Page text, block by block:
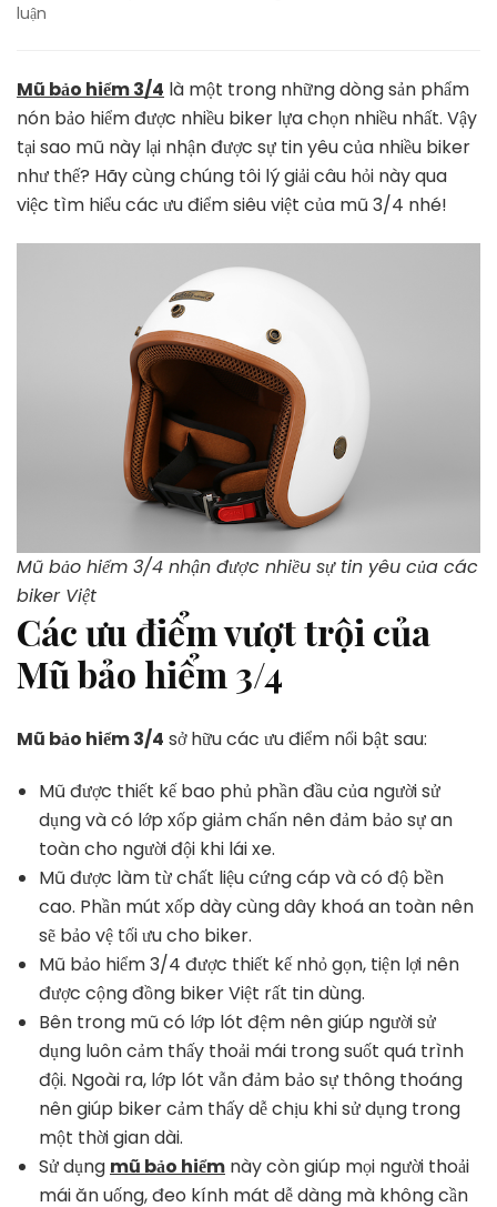
luận
các
ưu
điểm
siêu
việt
của
bảo
Mũ bảo hiểm 3/4 là một trong những dòng sản phẩm
nón bảo hiểm được nhiều biker lựa chọn nhiều nhất. Vậy
tại sao mũ này lại nhận được sự tin yêu của nhiều biker
như thế? Hãy cùng chúng tôi lý giải câu hỏi này qua
việc tìm hiểu các ưu điểm siêu việt của mũ 3/4 nhé!
Mũ bảo hiểm 3/4 nhận được nhiều sự tin yêu của các
biker Việt
Các ưu điểm vượt trội của
Mũ bảo hiểm 3/4
Mũ bảo hiểm 3/4 sở hữu các ưu điểm nổi bật sau:
Mũ được thiết kế bao phủ phần đầu của người sử
dụng và có lớp xốp giảm chấn nên đảm bảo sự an
toàn cho người đội khi lái xe.
Mũ được làm từ chất liệu cứng cáp và có độ bền
cao. Phần mút xốp dày cùng dây khoá an toàn nên
sẽ bảo vệ tối ưu cho biker.
Mũ bảo hiểm 3/4 được thiết kế nhỏ gọn, tiện lợi nên
được cộng đồng biker Việt rất tin dùng.
Bên trong mũ có lớp lót đệm nên giúp người sử
dụng luôn cảm thấy thoải mái trong suốt quá trình
đội. Ngoài ra, lớp lót vẫn đảm bảo sự thông thoáng
nên giúp biker cảm thấy dễ chịu khi sử dụng trong
một thời gian dài.
Sử dụng mũ bảo hiểm này còn giúp mọi người thoải
mái ăn uống, đeo kính mát dễ dàng mà không cần